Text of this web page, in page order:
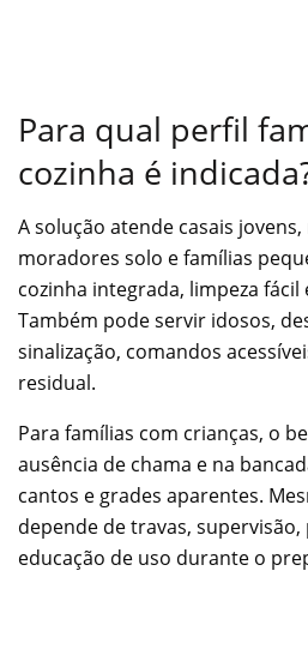
Para qual perfil
cozinha é
A solução atende casais
moradores solo e famílias
cozinha integrada, limpeza
Também pode servir idosos,
sinalização, comandos
residual.
Para famílias com crianças, o
ausência de chama e na
cantos e grades aparentes.
depende de travas,
educação de uso durante o